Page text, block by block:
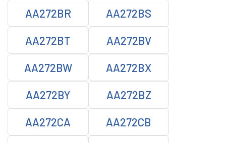
AA272BR AA272BS
AA272BT AA272BV
AA272BW AA272BX
AA272BY AA272BZ
AA272CA AA272CB